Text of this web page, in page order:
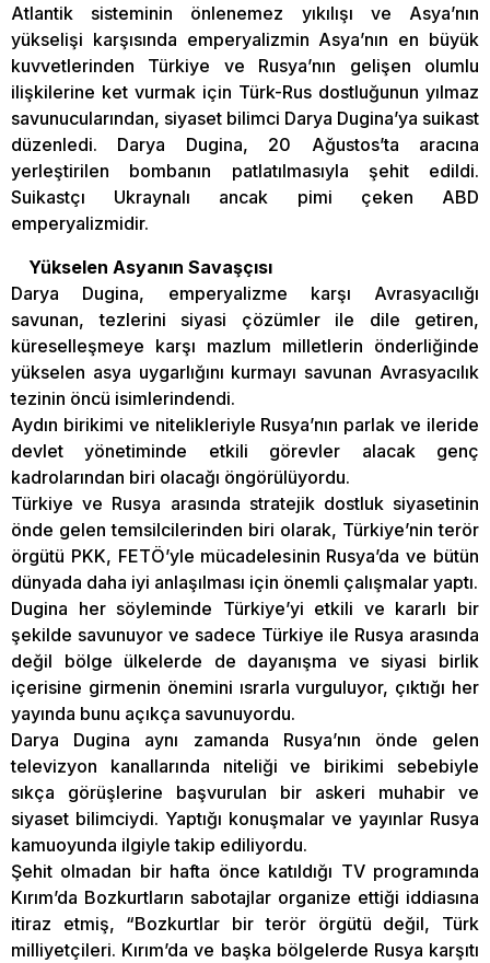
Atlantik sisteminin önlenemez yıkılışı ve Asya’nın
yükselişi karşısında emperyalizmin Asya’nın en büyük
kuvvetlerinden Türkiye ve Rusya’nın gelişen olumlu
ilişkilerine ket vurmak için Türk-Rus dostluğunun yılmaz
savunucularından, siyaset bilimci Darya Dugina’ya suikast
düzenledi. Darya Dugina, 20 Ağustos’ta aracına
yerleştirilen bombanın patlatılmasıyla şehit edildi.
Suikastçı Ukraynalı ancak pimi çeken ABD
emperyalizmidir.
Yükselen Asyanın Savaşçısı
Darya Dugina, emperyalizme karşı Avrasyacılığı
savunan, tezlerini siyasi çözümler ile dile getiren,
küreselleşmeye karşı mazlum milletlerin önderliğinde
yükselen asya uygarlığını kurmayı savunan Avrasyacılık
tezinin öncü isimlerindendi.
Aydın birikimi ve nitelikleriyle Rusya’nın parlak ve ileride
devlet yönetiminde etkili görevler alacak genç
kadrolarından biri olacağı öngörülüyordu.
Türkiye ve Rusya arasında stratejik dostluk siyasetinin
önde gelen temsilcilerinden biri olarak, Türkiye’nin terör
örgütü PKK, FETÖ’yle mücadelesinin Rusya’da ve bütün
dünyada daha iyi anlaşılması için önemli çalışmalar yaptı.
Dugina her söyleminde Türkiye’yi etkili ve kararlı bir
şekilde savunuyor ve sadece Türkiye ile Rusya arasında
değil bölge ülkelerde de dayanışma ve siyasi birlik
içerisine girmenin önemini ısrarla vurguluyor, çıktığı her
yayında bunu açıkça savunuyordu.
Darya Dugina aynı zamanda Rusya’nın önde gelen
televizyon kanallarında niteliği ve birikimi sebebiyle
sıkça görüşlerine başvurulan bir askeri muhabir ve
siyaset bilimciydi. Yaptığı konuşmalar ve yayınlar Rusya
kamuoyunda ilgiyle takip ediliyordu.
Şehit olmadan bir hafta önce katıldığı TV programında
Kırım’da Bozkurtların sabotajlar organize ettiği iddiasına
itiraz etmiş, “Bozkurtlar bir terör örgütü değil, Türk
milliyetçileri. Kırım’da ve başka bölgelerde Rusya karşıtı